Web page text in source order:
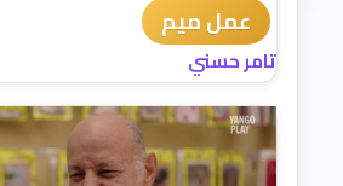
عمل ميم
تامر حسني